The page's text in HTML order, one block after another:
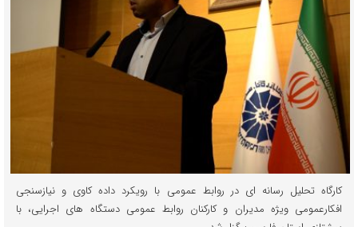
کارگاه تحلیل رسانه ای در روابط عمومی با رویکرد داده کاوی و نیازسنجی
افکارعمومی ویژه مدیران و کارکنان روابط عمومی دستگاه های اجرایی، با